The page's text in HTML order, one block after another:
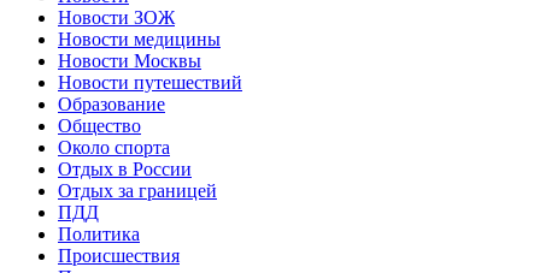
Новости ЗОЖ
Новости медицины
Новости Москвы
Новости путешествий
Образование
Общество
Около спорта
Отдых в России
Отдых за границей
ПДД
Политика
Происшествия